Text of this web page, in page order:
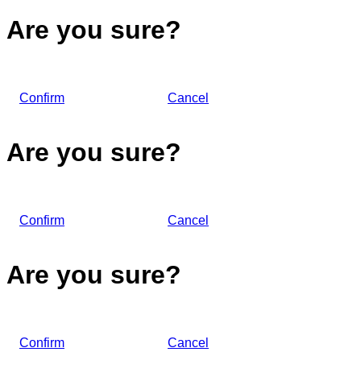
Are you sure?
Confirm Cancel
Are you sure?
Confirm Cancel
Are you sure?
Confirm Cancel